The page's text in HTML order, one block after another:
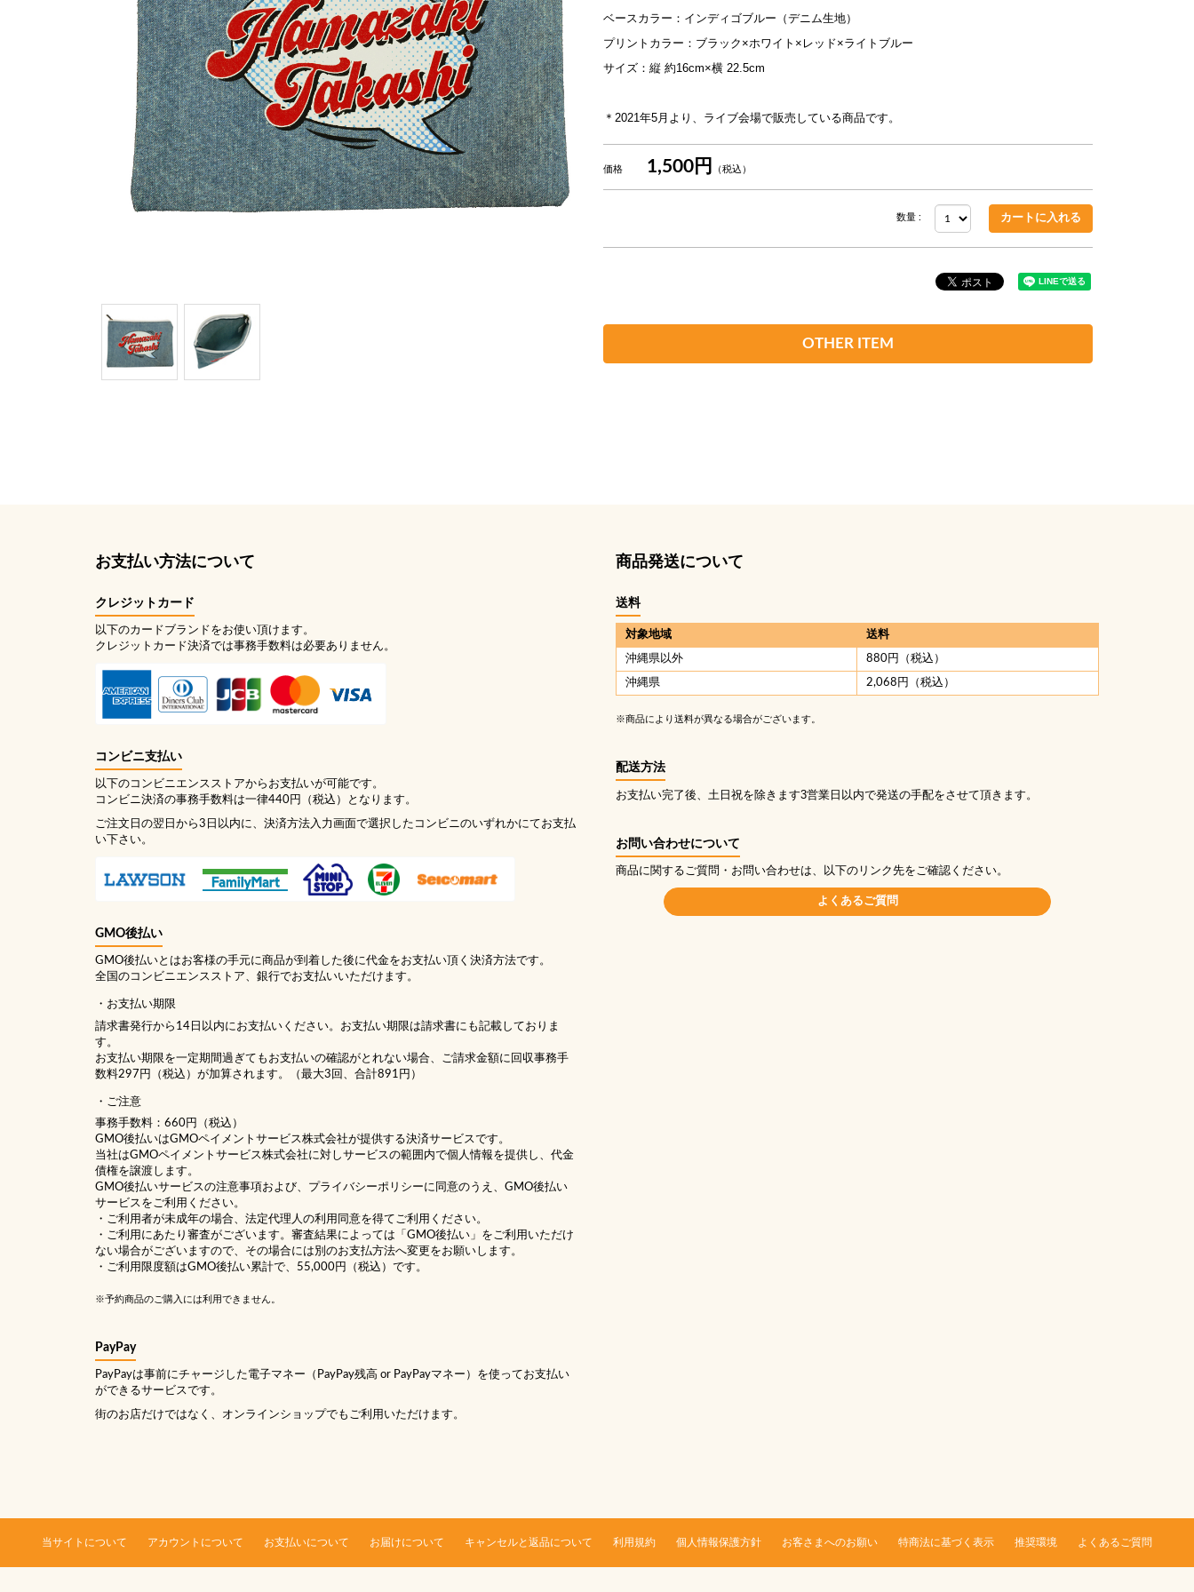
ベースカラー：インディゴブルー（デニム生地）
プリントカラー：ブラック×ホワイト×レッド×ライトブルー
サイズ：縦 約16cm×横 22.5cm
＊2021年5月より、ライブ会場で販売している商品です。
価格 1,500円 （税込）
数量 :
OTHER ITEM
お支払い方法について
クレジットカード
以下のカードブランドをお使い頂けます。
クレジットカード決済では事務手数料は必要ありません。
コンビニ支払い
以下のコンビニエンスストアからお支払いが可能です。
コンビニ決済の事務手数料は一律440円（税込）となります。
ご注文日の翌日から3日以内に、決済方法入力画面で選択したコンビニのいずれかにてお支払
い下さい。
GMO後払い
GMO後払いとはお客様の手元に商品が到着した後に代金をお支払い頂く決済方法です。
全国のコンビニエンスストア、銀行でお支払いいただけます。
お支払い期限
請求書発行から14日以内にお支払いください。お支払い期限は請求書にも記載しておりま
す。
お支払い期限を一定期間過ぎてもお支払いの確認がとれない場合、ご請求金額に回収事務手
数料297円（税込）が加算されます。（最大3回、合計891円）
ご注意
事務手数料：660円（税込）
GMO後払いはGMOペイメントサービス株式会社が提供する決済サービスです。
当社はGMOペイメントサービス株式会社に対しサービスの範囲内で個人情報を提供し、代金
債権を譲渡します。
GMO後払いサービスの注意事項および、 プライバシーポリシーに同意のうえ、GMO後払い
サービスをご利用ください。
・ご利用者が未成年の場合、法定代理人の利用同意を得てご利用ください。
・ご利用にあたり審査がございます。審査結果によっては「GMO後払い」をご利用いただけ
ない場合がございますので、その場合には別のお支払方法へ変更をお願いします。
・ご利用限度額はGMO後払い累計で、55,000円（税込）です。
※予約商品のご購入には利用できません。
PayPay
PayPayは事前にチャージした電子マネー（PayPay残高 or PayPayマネー）を使ってお支払い
ができるサービスです。
街のお店だけではなく、オンラインショップでもご利用いただけます。
商品発送について
送料
対象地域 送料
沖縄県以外 880円（税込）
沖縄県 2,068円（税込）
※商品により送料が異なる場合がございます。
配送方法
お支払い完了後、土日祝を除きます3営業日以内で発送の手配をさせて頂きます。
お問い合わせについて
商品に関するご質問・お問い合わせは、以下のリンク先をご確認ください。
よくあるご質問
当サイトについて アカウントについて お支払いについて お届けについて キャンセルと返品について 利用規約 個人情報保護方針 お客さまへのお願い 特商法に基づく表示 推奨環境 よくあるご質問